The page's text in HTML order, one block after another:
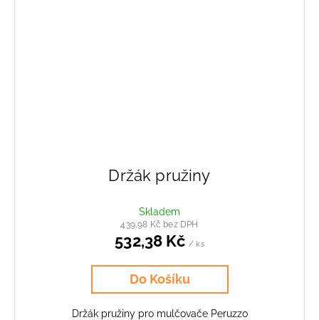
Držák pružiny
Skladem
439,98 Kč bez DPH
532,38 Kč / ks
Do Košíku
Držák pružiny pro mulčovače Peruzzo